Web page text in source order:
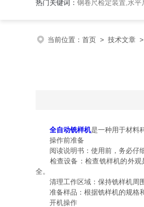
热门关键词： 钢卷尺检定装置,水平
当前位置： 首页 > 技术文章 >
全自动铣样机是一种用于材料
操作前准备
阅读说明书：使用前，务必仔细
检查设备：检查铣样机的外观是
全。
清理工作区域：保持铣样机周围
准备样品：根据铣样机的规格和
开机操作